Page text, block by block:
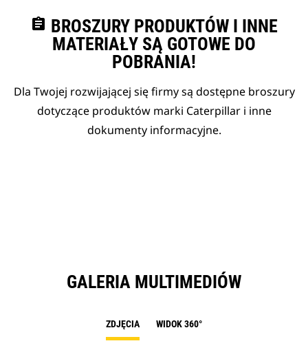
assignment BROSZURY PRODUKTÓW I INNE
MATERIAŁY SĄ GOTOWE DO
POBRANIA!
Dla Twojej rozwijającej się firmy są dostępne broszury
dotyczące produktów marki Caterpillar i inne
dokumenty informacyjne.
GALERIA MULTIMEDIÓW
ZDJĘCIA WIDOK 360°